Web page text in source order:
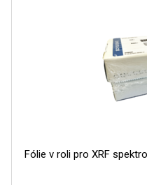
Fólie v roli pro XRF